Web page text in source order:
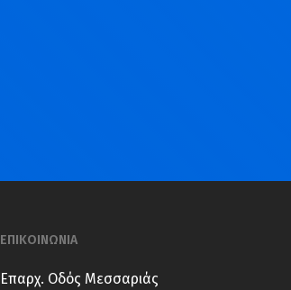
ΕΠΙΚΟΙΝΩΝΙΑ
Επαρχ. Οδός Μεσσαριάς